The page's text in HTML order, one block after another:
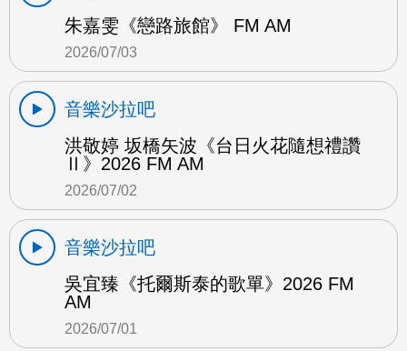
朱嘉雯《戀路旅館》 FM AM
2026/07/03
音樂沙拉吧
洪敬婷 坂橋矢波《台日火花隨想禮讚
Ⅱ》2026 FM AM
2026/07/02
音樂沙拉吧
吳宜臻《托爾斯泰的歌單》2026 FM
AM
2026/07/01